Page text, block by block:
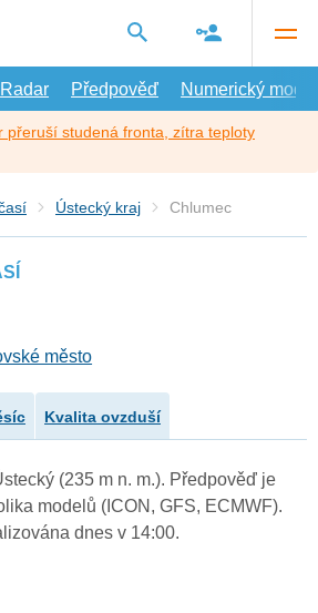
Radar Předpověď Numerický model
přeruší studená fronta, zítra teploty
Ústecký kraj Chlumec
město
Kvalita ovzduší
(235 m n. m.). Předpověď je
modelů (ICON, GFS, ECMWF).
dnes v 14:00.